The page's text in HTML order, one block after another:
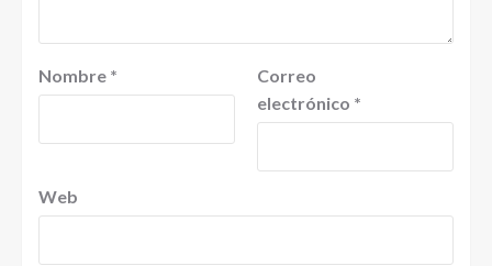
Nombre *
Correo
electrónico *
Web